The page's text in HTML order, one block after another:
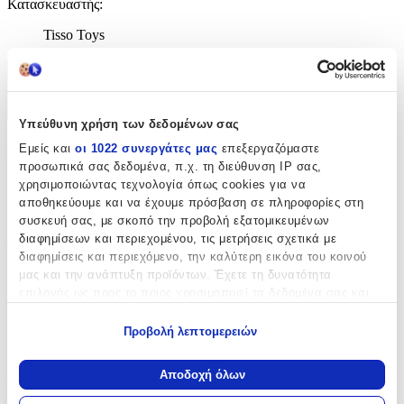
Υπεύθυνη χρήση των δεδομένων σας
Εμείς και οι 1022 συνεργάτες μας επεξεργαζόμαστε
προσωπικά σας δεδομένα, π.χ. τη διεύθυνση IP σας,
χρησιμοποιώντας τεχνολογία όπως cookies για να
αποθηκεύουμε και να έχουμε πρόσβαση σε πληροφορίες στη
συσκευή σας, με σκοπό την προβολή εξατομικευμένων
διαφημίσεων και περιεχομένου, τις μετρήσεις σχετικά με
διαφημίσεις και περιεχόμενο, την καλύτερη εικόνα του κοινού
μας και την ανάπτυξη προϊόντων. Έχετε τη δυνατότητα
Να συλλέξουμε πληροφορίες σχετικά με τη γεωγραφική
σας τοποθεσία, οι οποίες μπορεί να είναι ακριβείς σε
Προβολή λεπτομερειών
Αποδοχή όλων
Κατασκευαστής:
Tisso Toys
Χαρακτηριστικά
Χαρακτηριστικά
με Κλειδαριά:
Όχι
Τύπος
Μπρελόκ